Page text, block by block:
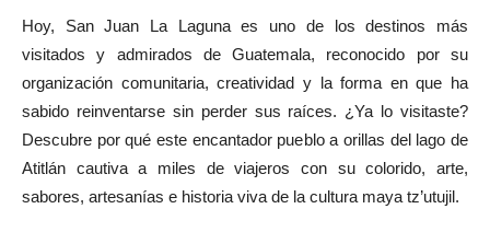
Hoy, San Juan La Laguna es uno de los destinos más
visitados y admirados de Guatemala, reconocido por su
organización comunitaria, creatividad y la forma en que ha
sabido reinventarse sin perder sus raíces. ¿Ya lo visitaste?
Descubre por qué este encantador pueblo a orillas del lago de
Atitlán cautiva a miles de viajeros con su colorido, arte,
sabores, artesanías e historia viva de la cultura maya tz’utujil.